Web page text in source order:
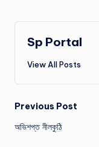
Sp Portal
View All Posts
Post
navigation
Previous Post
অভিশপ্ত নীলকুঠি